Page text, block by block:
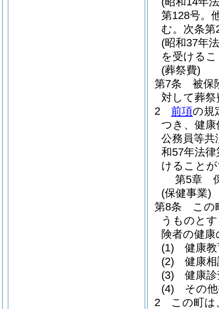
第128号。
む。次条
(昭和37年
を受ける
(葬祭費)
第7条
被保
対して葬
2
前項の規
つき、健康
公務員等共
和57年法律
けること
第5章
(保健事業)
第8条
この
うものと
険者の健
(1)
健康
(2)
健康
(3)
健康
(4)
その
2
この町は